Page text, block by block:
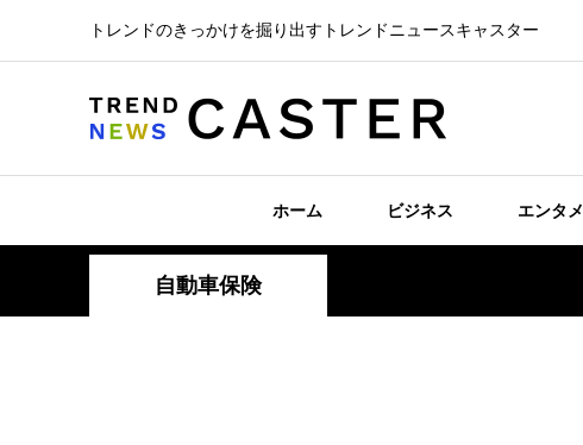
トレンドのきっかけを掘り出すトレンドニュースキャスター
ホーム ビジネス エンタメ
自動車保険